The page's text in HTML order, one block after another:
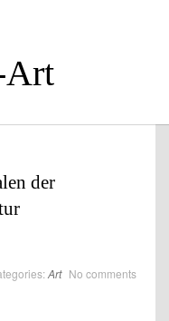
Art
der
Art No comments